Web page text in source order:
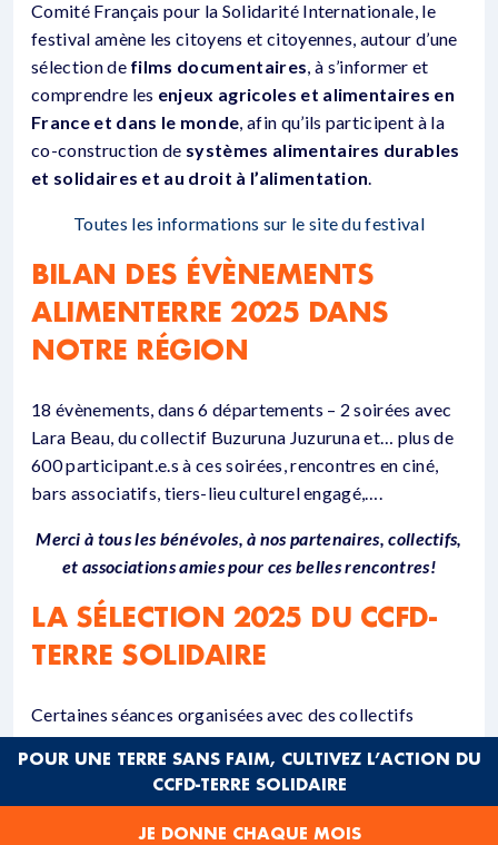
Comité Français pour la Solidarité Internationale, le
festival amène les citoyens et citoyennes, autour d’une
sélection de films documentaires, à s’informer et
comprendre les enjeux agricoles et alimentaires en
France et dans le monde, afin qu’ils participent à la
co-construction de systèmes alimentaires durables
et solidaires et au droit à l’alimentation.
Toutes les informations sur le site du festival
BILAN DES ÉVÈNEMENTS
ALIMENTERRE 2025 DANS
NOTRE RÉGION
18 évènements, dans 6 départements – 2 soirées avec
Lara Beau, du collectif Buzuruna Juzuruna et… plus de
600 participant.e.s à ces soirées, rencontres en ciné,
bars associatifs, tiers-lieu culturel engagé,….
Merci à tous les bénévoles, à nos partenaires, collectifs,
et associations amies pour ces belles rencontres!
LA SÉLECTION 2025 DU CCFD-
TERRE SOLIDAIRE
Certaines séances organisées avec des collectifs
engagés sur des actions locales peuvent comprendre
d’autres films. Nous présentons également quelques
unes des séances organisées par d’autres collectifs.
POUR UNE TERRE SANS FAIM, CULTIVEZ L’ACTION DU
CCFD-TERRE SOLIDAIRE
JE DONNE CHAQUE MOIS